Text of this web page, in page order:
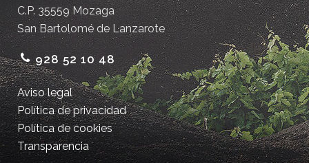
C.P. 35559 Mozaga
San Bartolomé de Lanzarote
928 52 10 48
Aviso legal
Política de privacidad
Política de cookies
Transparencia